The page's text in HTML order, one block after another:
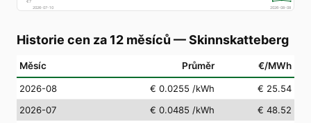
€7
2026-07-10
2026-08-08
Historie cen za 12 měsíců —Skinnskatteberg
Měsíc Průměr €/MWh
2026-08 € 0.0255 /kWh
€ 25.54
2026-07
€ 0.0485 /kWh
€ 48.52